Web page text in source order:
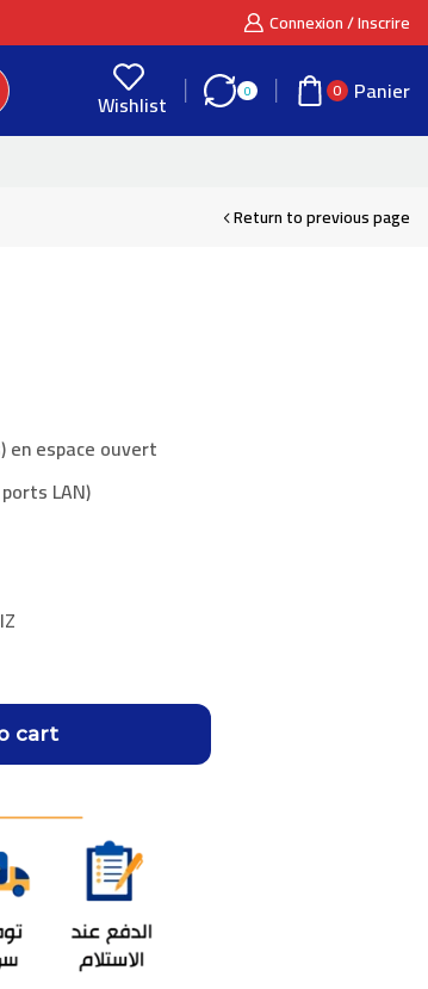
Connexion / Inscrire
Wishlist 0 0 Panier
Return to previous page
en espace ouvert
LAN)
cart